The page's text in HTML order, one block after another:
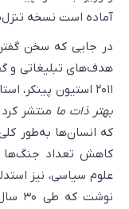
آماده است نسخه
در جایی که سخن
هدف‌های تبلیغاتی و
۲۰۱۱ استیون پینکر، استاد دانشگاه هاروارد، کتابی با عنوان
بهتر ذات ما منتشر
که انسان‌ها به‌طور
کاهش تعداد جنگ‌ها و